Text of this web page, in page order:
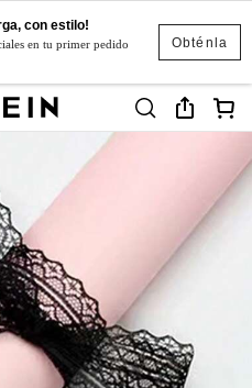
Obténla
con estilo!
en tu primer pedido